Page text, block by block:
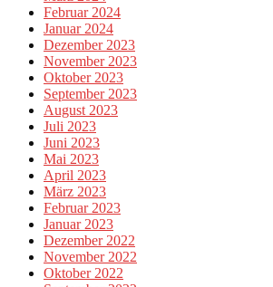
Februar 2024
Januar 2024
Dezember 2023
November 2023
Oktober 2023
September 2023
August 2023
Juli 2023
Juni 2023
Mai 2023
April 2023
März 2023
Februar 2023
Januar 2023
Dezember 2022
November 2022
Oktober 2022